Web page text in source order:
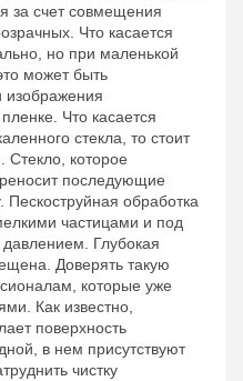
за счет совмещения
Что касается
но при маленькой
может быть
изображения
Что касается
стекла, то стоит
которое
последующие
Пескоструйная обработка
частицами и под
Глубокая
Доверять такую
которые уже
Как известно,
поверхность
в нем присутствуют
чистку